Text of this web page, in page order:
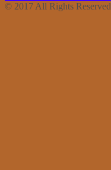
© 2017 All Rights Reserved